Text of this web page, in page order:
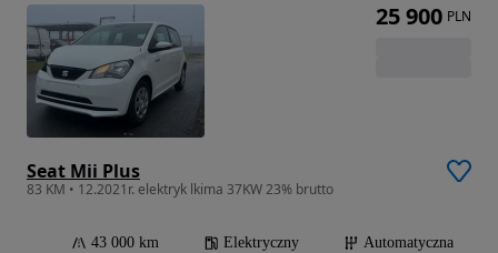
Seat Mii Plus
83 KM • 12.2021r. elektryk lkima 37KW 23% brutto
43 000 km Elektryczny
Automatyczna
25 900 PLN